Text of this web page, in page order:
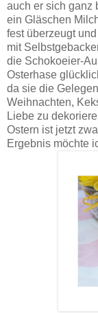
auch er sich ganz
ein Gläschen
fest überzeugt
mit
die Schokoeier-
Osterhase
da sie die
Weihnachten,
Liebe zu
Ostern ist jetzt
Ergebnis möchte